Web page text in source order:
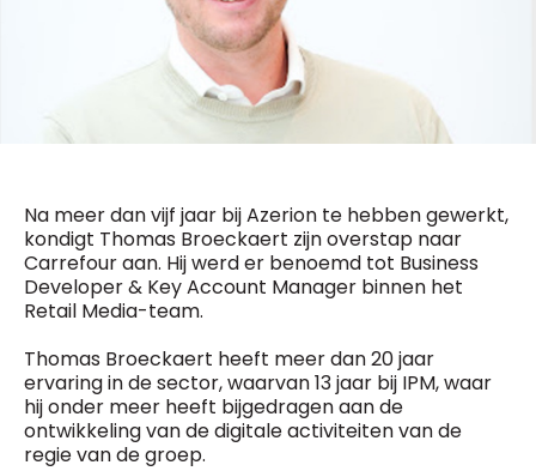
Na meer dan vijf jaar bij Azerion te hebben gewerkt,
kondigt Thomas Broeckaert zijn overstap naar
Carrefour aan. Hij werd er benoemd tot Business
Developer & Key Account Manager binnen het
Retail Media-team.
Thomas Broeckaert heeft meer dan 20 jaar
ervaring in de sector, waarvan 13 jaar bij IPM, waar
hij onder meer heeft bijgedragen aan de
ontwikkeling van de digitale activiteiten van de
regie van de groep.
f.bouchar@mm.be
Chief Editor
Chief Editor
Damien Lemaire
0477 37 31 65
BEVESTIGEN
Daily
Freemium
access
1 x week
MM Tech
10 x year
MM Best of
Research
10 x year
MM Blue
(digital)
Vragen ?